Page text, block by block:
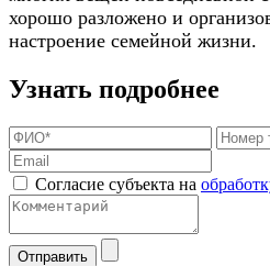
хорошо разложено и
настроение семейной жизни.
Узнать подробнее
Согласие субъекта на
Отправить